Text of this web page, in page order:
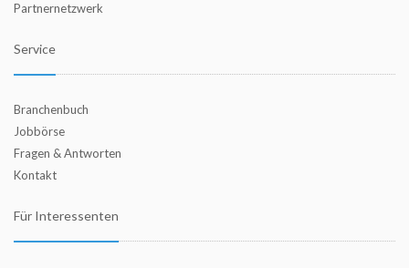
Partnernetzwerk
Service
Branchenbuch
Jobbörse
Fragen & Antworten
Kontakt
Für Interessenten